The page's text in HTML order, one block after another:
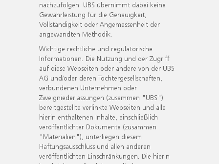
nachzufolgen. UBS übernimmt dabei keine
Gewährleistung für die Genauigkeit,
Vollständigkeit oder Angemessenheit der
angewandten Methodik.
Wichtige rechtliche und regulatorische
Informationen. Die Nutzung und der Zugriff
auf diese Webseiten oder andere von der UBS
AG und/oder deren Tochtergesellschaften,
verbundenen Unternehmen oder
Zweigniederlassungen (zusammen "UBS")
bereitgestellte verlinkte Webseiten und alle
hierin enthaltenen Inhalte, einschließlich
veröffentlichter Dokumente (zusammen
"Materialien"), unterliegen diesem
Haftungsausschluss und allen anderen
veröffentlichten Einschränkungen. Die hierin